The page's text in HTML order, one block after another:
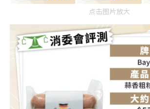
点击图片放大